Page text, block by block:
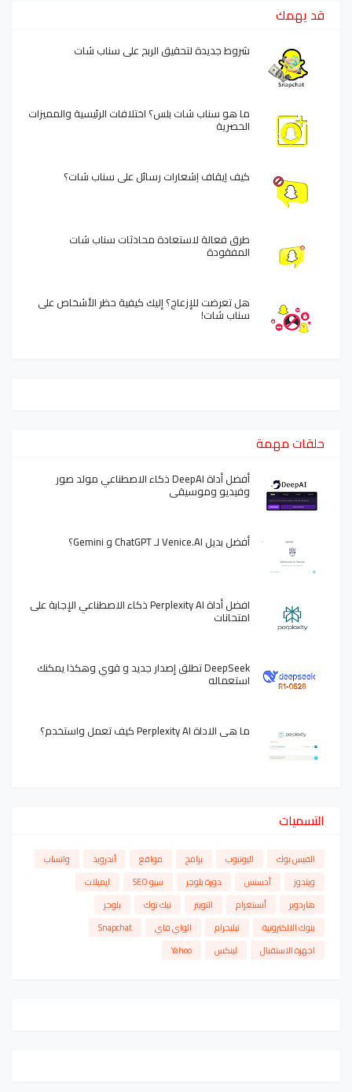
قد يهمك
شروط جديدة لتحقيق الربح على سناب شات
ما هو سناب شات بلس؟ اختلافات الرئيسية والمميزات
الحصرية
كيف إيقاف إشعارات رسائل على سناب شات؟
طرق فعالة لاستعادة محادثات سناب شات
المفقودة
هل تعرضت للإزعاج؟ إليك كيفية حظر الأشخاص على
سناب شات!
حلقات مهمة
أفضل أداة DeepAI ذكاء الاصطناعي مولد صور
وفيديو وموسيقى
أفضل بديل Venice.AI لـ ChatGPT و Gemini؟
افضل أداة Perplexity AI ذكاء الاصطناعي الإجابة على
امتحانات
DeepSeek تطلق إصدار جديد و قوي وهكذا يمكنك
استعماله
ما هي الاداة Perplexity AI كيف تعمل واستخدم؟
التسميات
الفيس بوك اليوتيوب برامج مواقع أندرويد
واتساب
ويندوز
أدسنس دورة بلوجر سيو SEO
ايميلات
هاردوير
أنستغرام التويتر تيك توك
بلوجر
بنوك الالكترونية
تيليجرام الواي فاي
Snapchat
اجهزة الاستقبال
لينكس Yahoo